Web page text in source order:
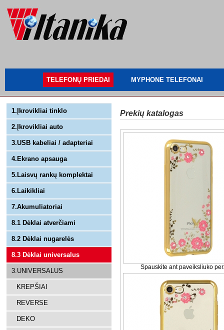
TELEFONŲ PRIEDAI MYPHONE TELEFONAI
1.Įkrovikliai tinklo
2.Įkrovikliai auto
3.USB kabeliai / adapteriai
4.Ekrano apsauga
5.Laisvų rankų komplektai
6.Laikikliai
7.Akumuliatoriai
8.1 Dėklai atverčiami
8.2 Dėklai nugarelės
8.3 Dėklai universalus
3.UNIVERSALUS
KREPŠIAI
REVERSE
DEKO
Prekių katalogas
Spauskite ant paveiksliuko